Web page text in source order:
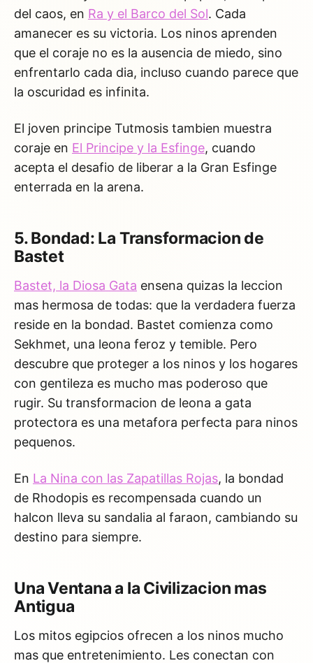
del caos, en Ra y el Barco del Sol. Cada
amanecer es su victoria. Los ninos aprenden
que el coraje no es la ausencia de miedo, sino
enfrentarlo cada dia, incluso cuando parece que
la oscuridad es infinita.
El joven principe Tutmosis tambien muestra
coraje en El Principe y la Esfinge, cuando
acepta el desafio de liberar a la Gran Esfinge
enterrada en la arena.
5. Bondad: La Transformacion de
Bastet
Bastet, la Diosa Gata ensena quizas la leccion
mas hermosa de todas: que la verdadera fuerza
reside en la bondad. Bastet comienza como
Sekhmet, una leona feroz y temible. Pero
descubre que proteger a los ninos y los hogares
con gentileza es mucho mas poderoso que
rugir. Su transformacion de leona a gata
protectora es una metafora perfecta para ninos
pequenos.
En La Nina con las Zapatillas Rojas, la bondad
de Rhodopis es recompensada cuando un
halcon lleva su sandalia al faraon, cambiando su
destino para siempre.
Una Ventana a la Civilizacion mas
Antigua
Los mitos egipcios ofrecen a los ninos mucho
mas que entretenimiento. Les conectan con